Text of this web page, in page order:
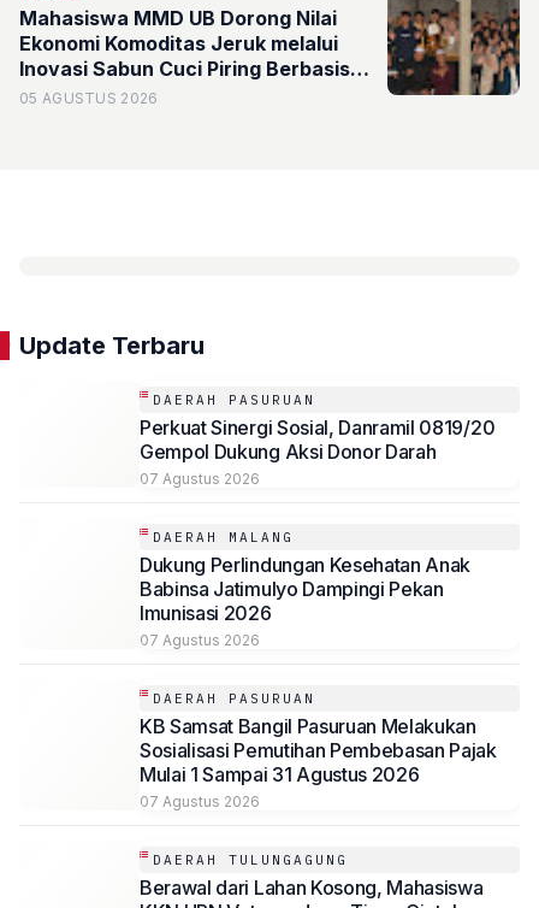
Mahasiswa MMD UB Dorong Nilai
Ekonomi Komoditas Jeruk melalui
Inovasi Sabun Cuci Piring Berbasis
Limbah Kulit Jeruk di Desa
05 AGUSTUS 2026
Update Terbaru
DAERAH PASURUAN
Perkuat Sinergi Sosial, Danramil 0819/20
Gempol Dukung Aksi Donor Darah
07 Agustus 2026
DAERAH MALANG
Dukung Perlindungan Kesehatan Anak
Babinsa Jatimulyo Dampingi Pekan
Imunisasi 2026
07 Agustus 2026
DAERAH PASURUAN
KB Samsat Bangil Pasuruan Melakukan
Sosialisasi Pemutihan Pembebasan Pajak
Mulai 1 Sampai 31 Agustus 2026
07 Agustus 2026
DAERAH TULUNGAGUNG
Berawal dari Lahan Kosong, Mahasiswa